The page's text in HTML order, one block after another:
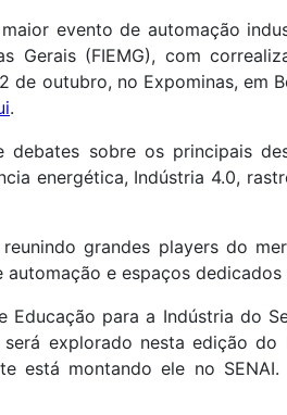
evento de automação
Gerais (FIEMG), com
outubro, no Expominas, em
.
sobre os principais
energética, Indústria 4.0,
grandes players do
e espaços
Educação para a Indústria do
explorado nesta edição
montando ele no SENAI.